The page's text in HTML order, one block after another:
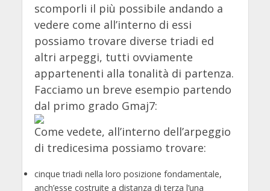
scomporli il più possibile andando a
vedere come all’interno di essi
possiamo trovare diverse triadi ed
altri arpeggi, tutti ovviamente
appartenenti alla tonalità di partenza.
Facciamo un breve esempio partendo
dal primo grado Gmaj7:
Come vedete, all’interno dell’arpeggio
di tredicesima possiamo trovare:
cinque triadi nella loro posizione fondamentale,
anch’esse costruite a distanza di terza l’una